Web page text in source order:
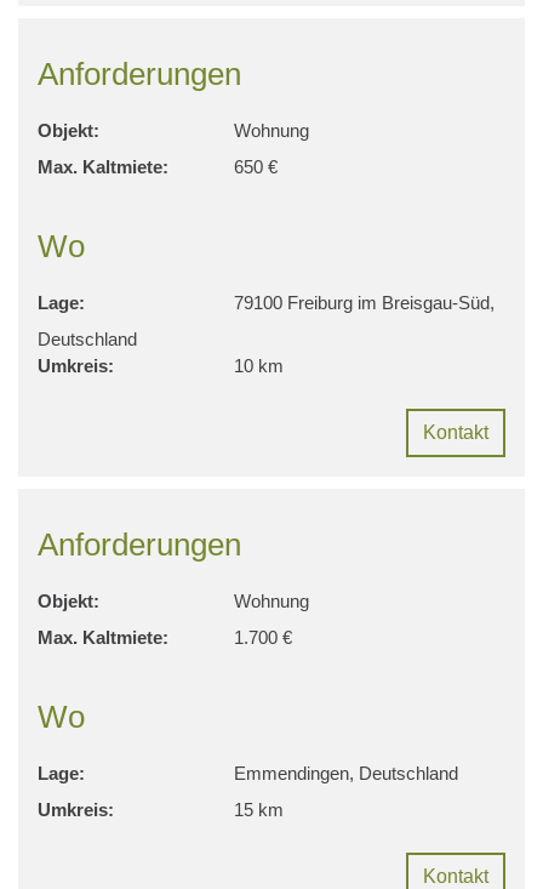
Anforderungen
Objekt:
Wohnung
Max. Kaltmiete:
650 €
Wo
Lage:
79100 Freiburg im Breisgau-Süd,
Deutschland
Umkreis:
10 km
Kontakt
Anforderungen
Objekt:
Wohnung
Max. Kaltmiete:
1.700 €
Wo
Lage:
Emmendingen, Deutschland
Umkreis:
15 km
Kontakt